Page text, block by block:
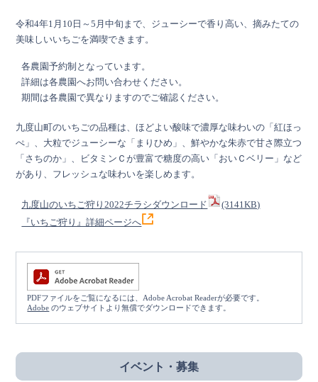
令和4年1月10日～5月中旬まで、ジューシーで香り高い、摘みたての
美味しいいちごを満喫できます。
各農園予約制となっています。
詳細は各農園へお問い合わせください。
期間は各農園で異なりますのでご確認ください。
九度山町のいちごの品種は、ほどよい酸味で濃厚な味わいの「紅ほっ
ぺ」、大粒でジューシーな「まりひめ」、鮮やかな朱赤で甘さ際立つ
「さちのか」、ビタミンＣが豊富で糖度の高い「おいＣベリー」など
があり、フレッシュな味わいを楽しめます。
九度山のいちご狩り2022チラシダウンロード
(3141KB)
『いちご狩り』詳細ページへ
PDFファイルをご覧になるには、Adobe Acrobat Readerが必要です。
Adobe のウェブサイトより無償でダウンロードできます。
イベント・募集